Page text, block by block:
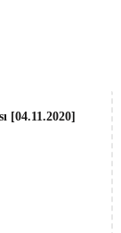
[04.11.2020]